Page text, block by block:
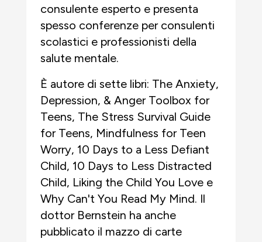
consulente esperto e presenta
spesso conferenze per consulenti
scolastici e professionisti della
salute mentale.
È autore di sette libri: The Anxiety,
Depression, & Anger Toolbox for
Teens, The Stress Survival Guide
for Teens, Mindfulness for Teen
Worry, 10 Days to a Less Defiant
Child, 10 Days to Less Distracted
Child, Liking the Child You Love e
Why Can't You Read My Mind. Il
dottor Bernstein ha anche
pubblicato il mazzo di carte